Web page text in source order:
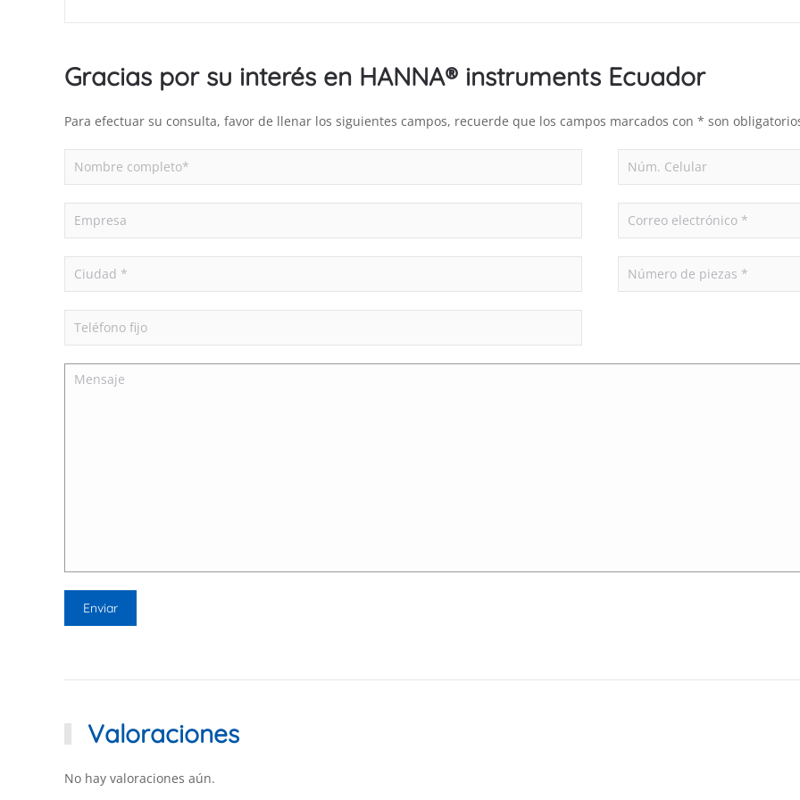
Gracias por su interés en HANNA® instruments Ecuador
Para efectuar su consulta, favor de llenar los siguientes campos, recuerde que los campos marcados con * son
Valoraciones
No hay valoraciones aún.